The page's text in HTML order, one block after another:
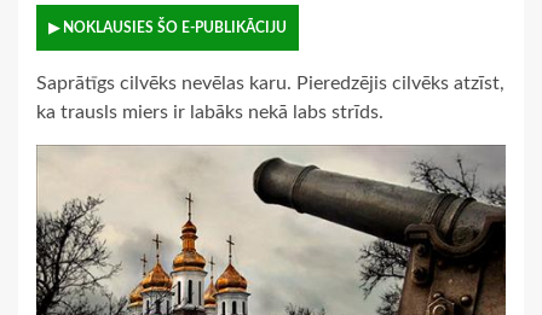
▶ NOKLAUSIES ŠO E-PUBLIKĀCIJU
Saprātīgs cilvēks nevēlas karu. Pieredzējis cilvēks atzīst,
ka trausls miers ir labāks nekā labs strīds.